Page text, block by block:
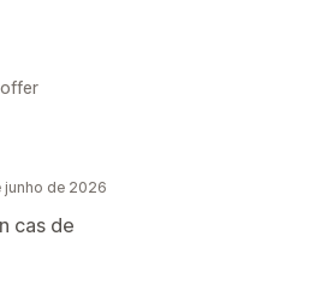
junho de 2026
cas de